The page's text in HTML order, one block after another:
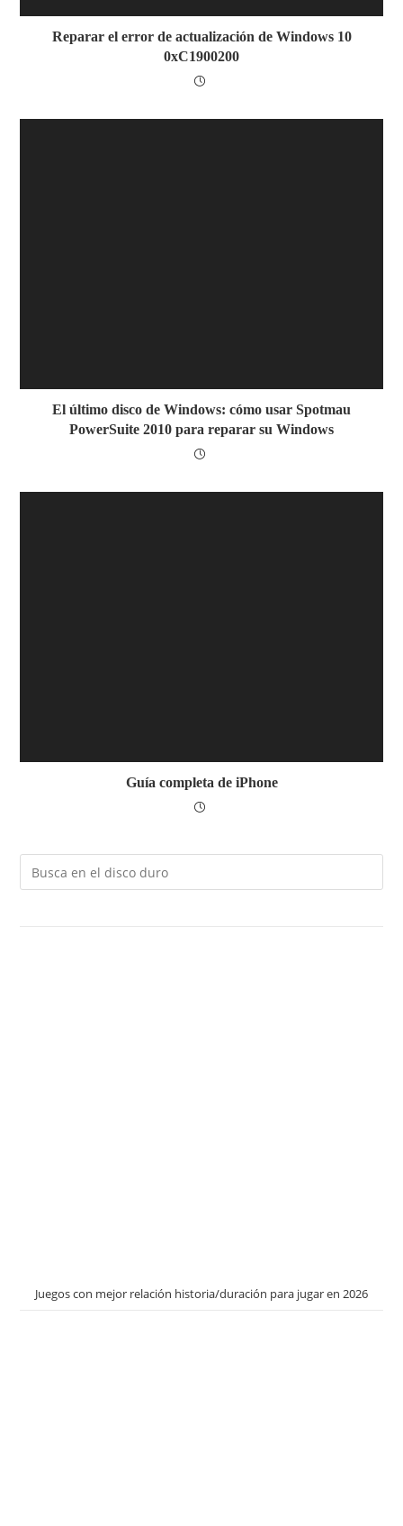
Reparar el error de actualización de Windows 10
0xC1900200
El último disco de Windows: cómo usar Spotmau
PowerSuite 2010 para reparar su Windows
Guía completa de iPhone
Juegos con mejor relación historia/duración para jugar en 2026